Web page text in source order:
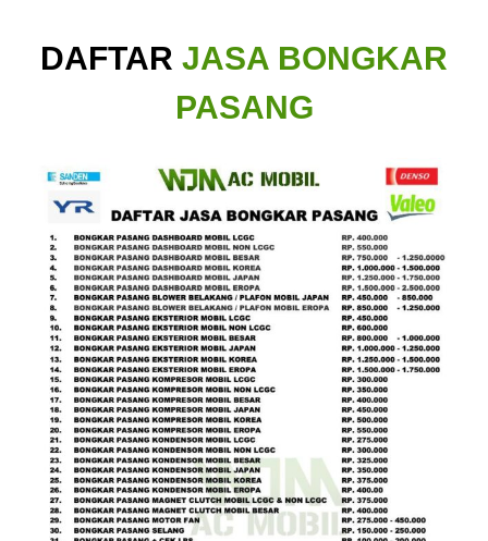
DAFTAR JASA BONGKAR
PASANG